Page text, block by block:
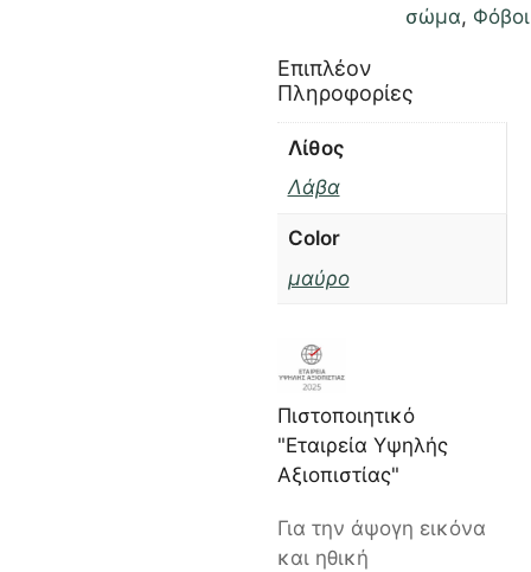
σώμα, Φόβοι
Επιπλέον
Πληροφορίες
Λίθος
Λάβα
Color
μαύρο
Πιστοποιητικό
"Εταιρεία Υψηλής
Αξιοπιστίας"
Για την άψογη εικόνα
και ηθική